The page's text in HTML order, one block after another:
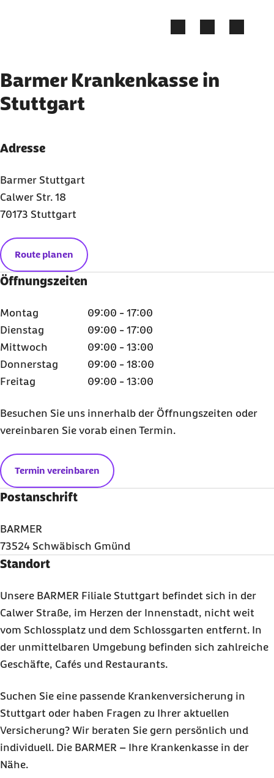
Barmer Krankenkasse in
Stuttgart
Adresse
Barmer Stuttgart
Calwer Str. 18
70173 Stuttgart
Route planen
Öffnungszeiten
Montag
09:00 - 17:00
Dienstag
09:00 - 17:00
Mittwoch
09:00 - 13:00
Donnerstag
09:00 - 18:00
Freitag
09:00 - 13:00
Besuchen Sie uns innerhalb der Öffnungszeiten oder
vereinbaren Sie vorab einen Termin.
Termin vereinbaren
Postanschrift
BARMER
73524 Schwäbisch Gmünd
Standort
Unsere BARMER Filiale Stuttgart befindet sich in der
Calwer Straße, im Herzen der Innenstadt, nicht weit
vom Schlossplatz und dem Schlossgarten entfernt. In
der unmittelbaren Umgebung befinden sich zahlreiche
Geschäfte, Cafés und Restaurants.
Suchen Sie eine passende Krankenversicherung in
Stuttgart oder haben Fragen zu Ihrer aktuellen
Versicherung? Wir beraten Sie gern persönlich und
individuell. Die BARMER – Ihre Krankenkasse in der
Nähe.